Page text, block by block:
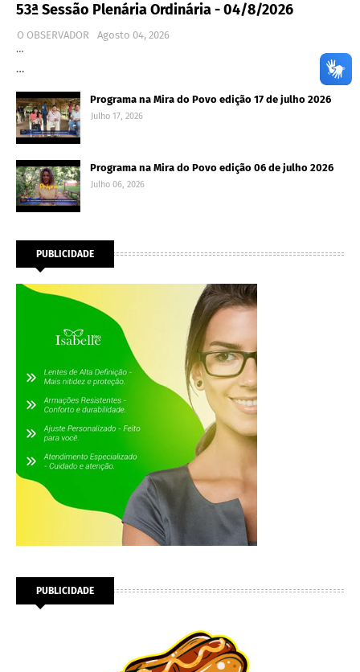
53ª Sessão Plenária Ordinária - 04/8/2026
O OBSERVADOR
Agosto 04, 2026
…
…
Programa na Mira do Povo edição 17 de julho 2026
Julho 17, 2026
Programa na Mira do Povo edição 06 de julho 2026
Julho 06, 2026
PUBLICIDADE
PUBLICIDADE